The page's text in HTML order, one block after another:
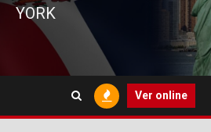
YORK
Ver online